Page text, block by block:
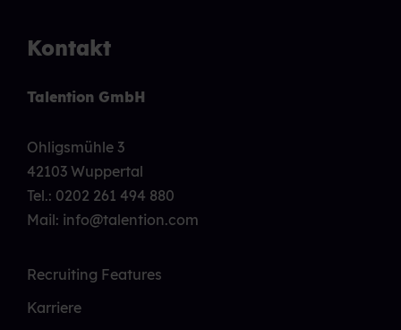
Kontakt
Talention GmbH
Ohligsmühle 3
42103 Wuppertal
Tel.: 0202 261 494 880
Mail: info@talention.com
Recruiting Features
Karriere